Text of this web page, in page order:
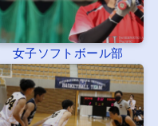
女子ソフトボール部